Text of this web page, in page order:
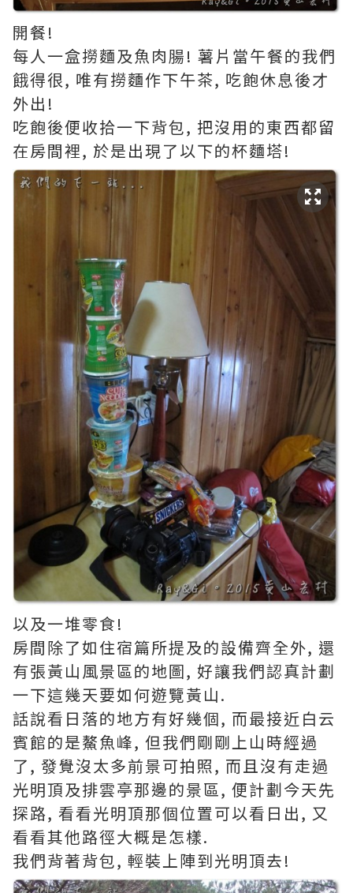
開餐!
每人一盒撈麵及魚肉腸! 薯片當午餐的我們
餓得很, 唯有撈麵作下午茶, 吃飽休息後才
外出!
吃飽後便收拾一下背包, 把沒用的東西都留
在房間裡, 於是出現了以下的杯麵塔!
以及一堆零食!
房間除了如住宿篇所提及的設備齊全外, 還
有張黃山風景區的地圖, 好讓我們認真計劃
一下這幾天要如何遊覽黃山.
話說看日落的地方有好幾個, 而最接近白云
賓館的是鰲魚峰, 但我們剛剛上山時經過
了, 發覺沒太多前景可拍照, 而且沒有走過
光明頂及排雲亭那邊的景區, 便計劃今天先
探路, 看看光明頂那個位置可以看日出, 又
看看其他路徑大概是怎樣.
我們背著背包, 輕裝上陣到光明頂去!